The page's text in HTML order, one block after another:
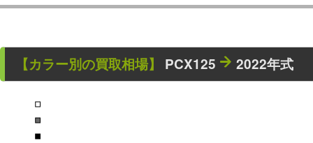
【カラー別の買取相場】 PCX125 2022年式
■
■
■